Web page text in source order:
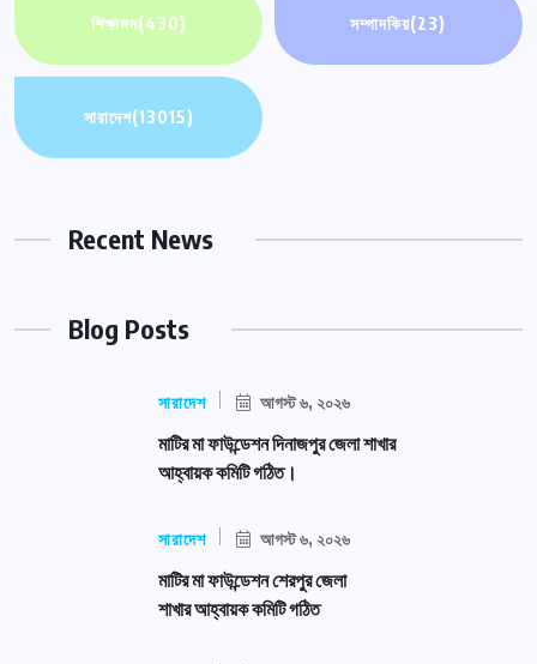
শিক্ষাঙ্গন(430) সম্পাদকিয়(23)
সারাদেশ(13015)
Recent News
Blog Posts
সারাদেশ আগস্ট ৬, ২০২৬
মাটির মা ফাউন্ডেশন দিনাজপুর জেলা শাখার
আহ্বায়ক কমিটি গঠিত।
সারাদেশ আগস্ট ৬, ২০২৬
মাটির মা ফাউন্ডেশন শেরপুর জেলা
শাখার আহ্বায়ক কমিটি গঠিত